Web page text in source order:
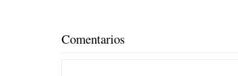
Comentarios